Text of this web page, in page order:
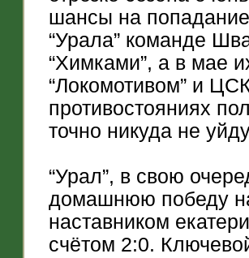
шансы на
“Урала” команде
“Химками”, а в мае
“Локомотивом” и
противостояниях
точно никуда не
“Урал”, в свою
домашнюю победу
наставником
счётом 2:0.